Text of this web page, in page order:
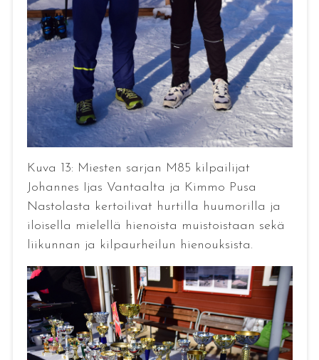
Kuva 13: Miesten sarjan M85 kilpailijat
Johannes Ijas Vantaalta ja Kimmo Pusa
Nastolasta kertoilivat hurtilla huumorilla ja
iloisella mielellä hienoista muistoistaan sekä
liikunnan ja kilpaurheilun hienouksista.